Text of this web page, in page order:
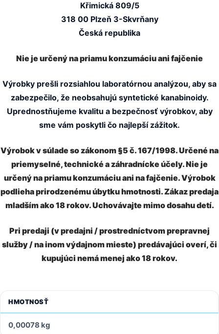
Křimická 809/5
318 00 Plzeň 3-Skvrňany
Česká republika
Nie je určený na priamu konzumáciu ani fajčenie
Výrobky prešli rozsiahlou laboratórnou analýzou, aby sa
zabezpečilo, že neobsahujú syntetické kanabinoidy.
Uprednostňujeme kvalitu a bezpečnosť výrobkov, aby
sme vám poskytli čo najlepší zážitok.
Výrobok v súlade so zákonom §5 č. 167/1998. Určené na
priemyselné, technické a záhradnícke účely. Nie je
určený na priamu konzumáciu ani na fajčenie. Výrobok
podlieha prirodzenému úbytku hmotnosti. Zákaz predaja
mladším ako 18 rokov. Uchovávajte mimo dosahu detí.
Pri predaji (v predajni / prostredníctvom prepravnej
služby / na inom výdajnom mieste) predávajúci overí, či
kupujúci nemá menej ako 18 rokov.
HMOTNOSŤ
0,00078 kg